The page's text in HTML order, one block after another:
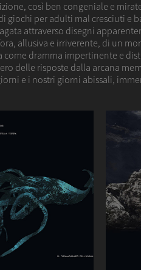
così ben congeniale e
giochi per adulti mal cresciuti e
attraverso disegni
allusiva e irriverente, di un
dramma impertinente e
delle risposte dalla arcana
e i nostri giorni abissali,